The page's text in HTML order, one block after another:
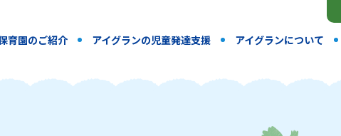
育園のご紹介 アイグランの児童発達支援 アイグランについて